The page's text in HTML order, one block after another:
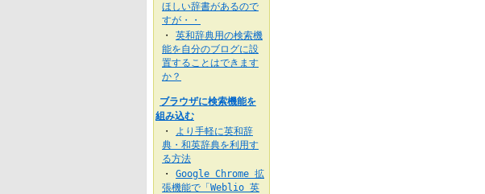
ほしい辞書があるので
すが・・
・
英和辞典用の検索機
能を自分のブログに設
置することはできます
か？
ブラウザに検索機能を
組み込む
・
より手軽に英和辞
典・和英辞典を利用す
る方法
・
Google Chrome 拡
張機能で「Weblio 英